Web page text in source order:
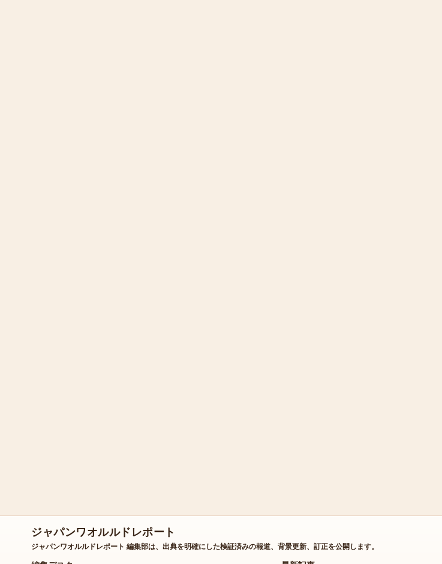
ジャパンワオルルドレポート
ジャパンワオルルドレポート 編集部は、出典を明確にした検証済みの報道、背景更新、訂正を公開します。